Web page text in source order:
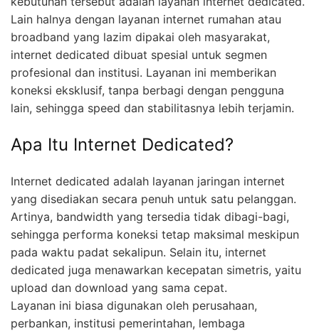
Lain halnya dengan layanan internet rumahan atau
broadband yang lazim dipakai oleh masyarakat,
internet dedicated dibuat spesial untuk segmen
profesional dan institusi. Layanan ini memberikan
koneksi eksklusif, tanpa berbagi dengan pengguna
lain, sehingga speed dan stabilitasnya lebih terjamin.
Apa Itu Internet Dedicated?
Internet dedicated adalah layanan jaringan internet
yang disediakan secara penuh untuk satu pelanggan.
Artinya, bandwidth yang tersedia tidak dibagi-bagi,
sehingga performa koneksi tetap maksimal meskipun
pada waktu padat sekalipun. Selain itu, internet
dedicated juga menawarkan kecepatan simetris, yaitu
upload dan download yang sama cepat.
Layanan ini biasa digunakan oleh perusahaan,
perbankan, institusi pemerintahan, lembaga